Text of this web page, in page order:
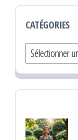
CATÉGORIES
Catégories